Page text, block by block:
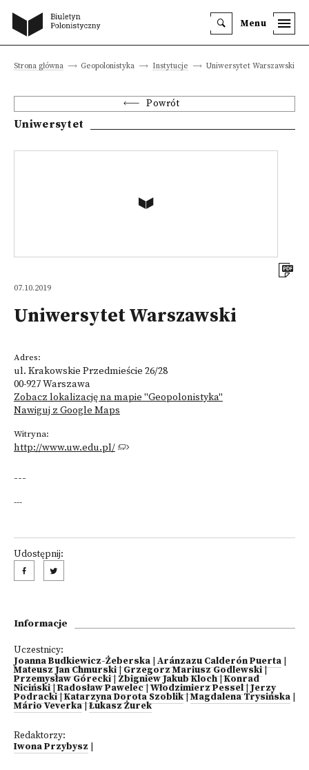
Menu
Strona główna Geopolonistyka Instytucje Uniwersytet Warszawski
Powrót
Uniwersytet
07.10.2019
Uniwersytet Warszawski
Adres:
ul. Krakowskie Przedmieście 26/28
00-927 Warszawa
Zobacz lokalizację na mapie "Geopolonistyka"
Nawiguj z Google Maps
Witryna:
http://www.uw.edu.pl/
---
---
Udostępnij:
Informacje
Uczestnicy:
Joanna Budkiewicz-Żeberska Aránzazu Calderón Puerta
Mateusz Jan Chmurski|Grzegorz Mariusz Godlewski|
Przemysław Górecki|Zbigniew Jakub Kloch|Konrad
Niciński|Radosław Pawelec|Włodzimierz Pessel|Jerzy
Podracki|Katarzyna Dorota Szoblik|Magdalena Trysińska
Mário Veverka|Łukasz Żurek
Redaktorzy:
Iwona Przybysz